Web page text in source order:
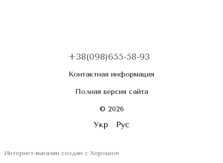
+38(098)655-58-93
Контактная информация
Полная версия сайта
© 2026
Укр Рус
Интернет-магазин создан с Хорошоп